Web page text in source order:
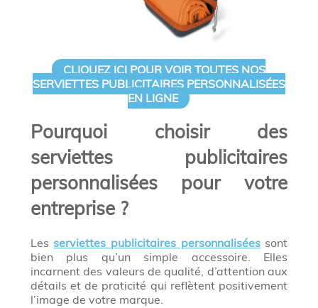
CLIQUEZ ICI POUR VOIR TOUTES NOS
SERVIETTES PUBLICITAIRES PERSONNALISÉES
EN LIGNE
Pourquoi choisir des
serviettes publicitaires
personnalisées pour votre
entreprise ?
Lesserviettes publicitaires personnaliséessont
bien plus qu’un simple accessoire. Elles
incarnent des valeurs de qualité, d’attention aux
détails et de praticité qui reflètent positivement
l’image de votre marque.